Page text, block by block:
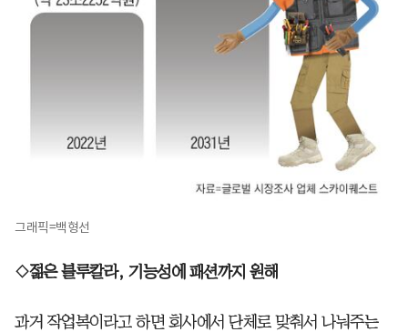
그래픽=백형선
◇젊은 블루칼라, 기능성에 패션까지 원해
과거 작업복이라고 하면 회사에서 단체로 맞춰서 나눠주는